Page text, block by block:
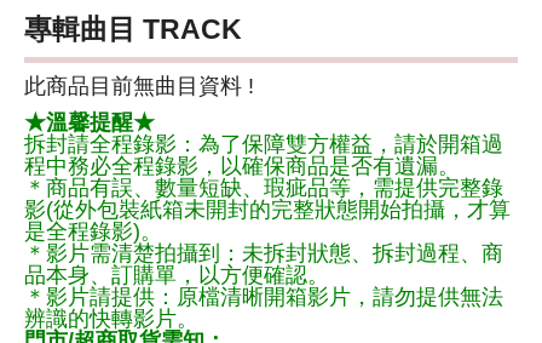
專輯曲目 TRACK
此商品目前無曲目資料 !
★溫馨提醒★
拆封請全程錄影：為了保障雙方權益，請於開箱過
程中務必全程錄影，以確保商品是否有遺漏。
＊商品有誤、數量短缺、瑕疵品等，需提供完整錄
影(從外包裝紙箱未開封的完整狀態開始拍攝，才算
是全程錄影)。
＊影片需清楚拍攝到：未拆封狀態、拆封過程、商
品本身、訂購單，以方便確認。
＊影片請提供：原檔清晰開箱影片，請勿提供無法
辨識的快轉影片。